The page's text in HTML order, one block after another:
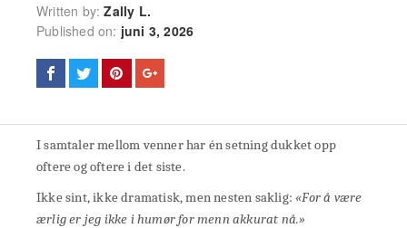
Written by:Zally L.
Published on: juni 3, 2026
I samtaler mellom venner har én setning dukket opp
oftere og oftere i det siste.
Ikke sint, ikke dramatisk, men nesten saklig:«For å være
ærlig er jeg ikke i humør for menn akkurat nå.»